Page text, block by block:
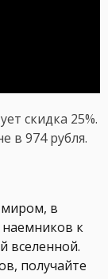
скидка 25%.
в 974 рубля.
в
наемников к
вселенной.
получайте